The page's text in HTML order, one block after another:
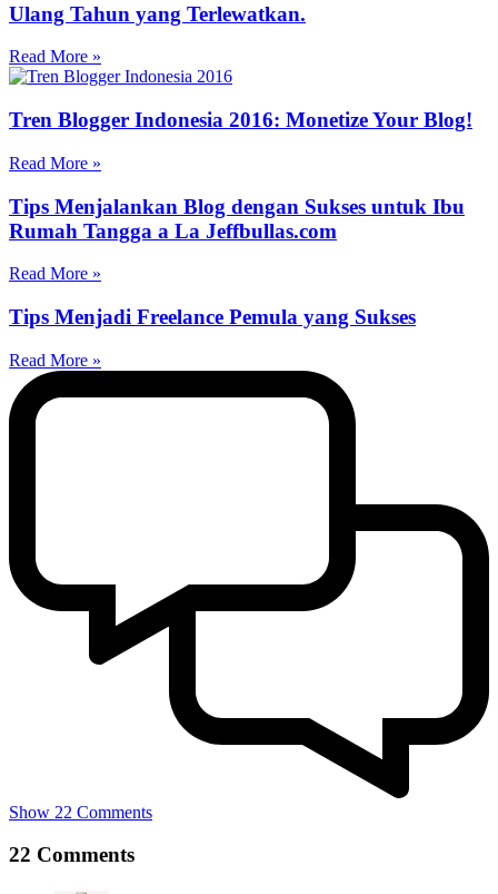
Ulang Tahun yang Terlewatkan.
Read More »
Tren Blogger Indonesia 2016: Monetize Your Blog!
Read More »
Tips Menjalankan Blog dengan Sukses untuk Ibu
Rumah Tangga a La Jeffbullas.com
Read More »
Tips Menjadi Freelance Pemula yang Sukses
Read More »
Show 22 Comments
22 Comments